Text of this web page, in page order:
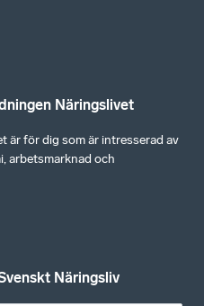
Näringslivet
är för dig som är intresserad av
arbetsmarknad och
Näringsliv